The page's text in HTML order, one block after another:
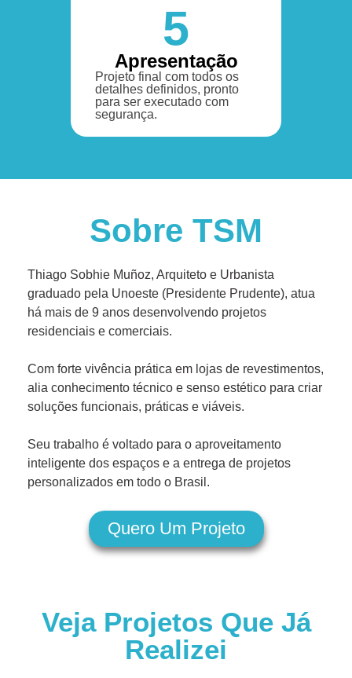
5
Apresentação
Projeto final com todos os
detalhes definidos, pronto
para ser executado com
segurança.
Sobre TSM
Thiago Sobhie Muñoz, Arquiteto e Urbanista
graduado pela Unoeste (Presidente Prudente), atua
há mais de 9 anos desenvolvendo projetos
residenciais e comerciais.
Com forte vivência prática em lojas de revestimentos,
alia conhecimento técnico e senso estético para criar
soluções funcionais, práticas e viáveis.
Seu trabalho é voltado para o aproveitamento
inteligente dos espaços e a entrega de projetos
personalizados em todo o Brasil.
Quero Um Projeto
Veja Projetos Que Já
Realizei